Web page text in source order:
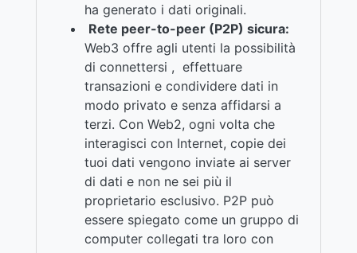
ha generato i dati originali.
Rete peer-to-peer (P2P) sicura:
Web3 offre agli utenti la possibilità
di connettersi , effettuare
transazioni e condividere dati in
modo privato e senza affidarsi a
terzi. Con Web2, ogni volta che
interagisci con Internet, copie dei
tuoi dati vengono inviate ai server
di dati e non ne sei più il
proprietario esclusivo. P2P può
essere spiegato come un gruppo di
computer collegati tra loro con